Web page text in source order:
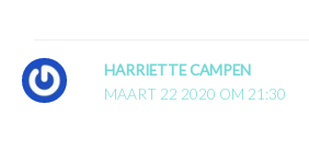
HARRIETTE CAMPEN
MAART 22 2020 OM 21:30